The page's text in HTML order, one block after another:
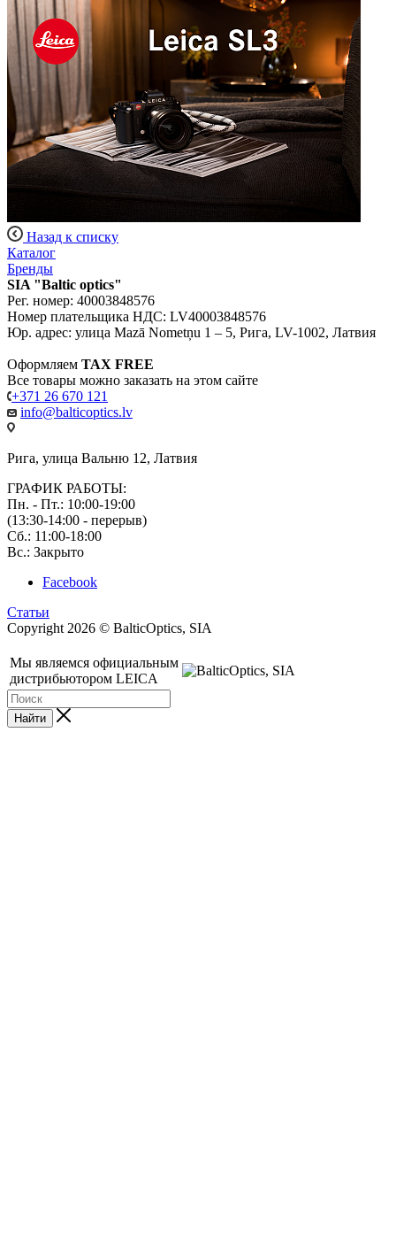
Назад к списку
Каталог
Бренды
SIA "Baltic optics"
Рег. номер: 40003848576
Номер плательщика НДС: LV40003848576
Юр. адрес: улица Mazā Nometņu 1 – 5, Рига, LV-1002, Латвия
Оформляем TAX FREE
Все товары можно заказать на этом сайте
+371 26 670 121
info@balticoptics.lv
Рига, улица Вальню 12, Латвия
ГРАФИК РАБОТЫ:
Пн. - Пт.: 10:00-19:00
(13:30-14:00 - перерыв)
Сб.: 11:00-18:00
Вс.: Закрыто
Facebook
Статьи
Copyright 2026 © BalticOptics, SIA
Мы являемся официальным
дистрибьютором LEICA
Найти